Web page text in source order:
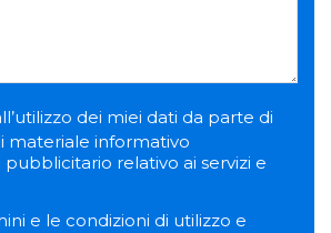
dei miei dati da parte di
materiale informativo
relativo ai servizi e
e le condizioni di utilizzo e